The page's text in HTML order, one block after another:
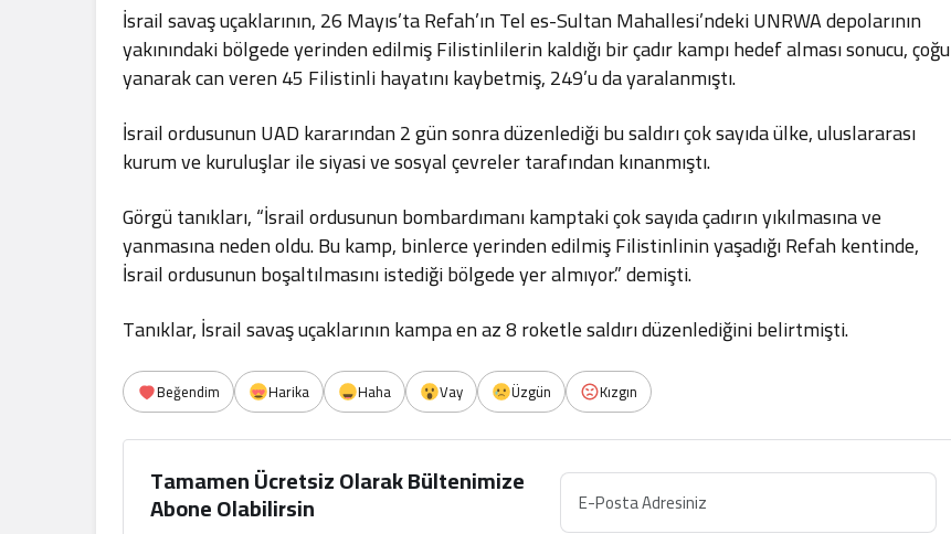
İsrail savaş uçaklarının, 26 Mayıs’ta Refah’ın Tel es-Sultan Mahallesi’ndeki UNRWA depolarının
yakınındaki bölgede yerinden edilmiş Filistinlilerin kaldığı bir çadır kampı hedef alması sonucu, çoğu
yanarak can veren 45 Filistinli hayatını kaybetmiş, 249’u da yaralanmıştı.
İsrail ordusunun UAD kararından 2 gün sonra düzenlediği bu saldırı çok sayıda ülke, uluslararası
kurum ve kuruluşlar ile siyasi ve sosyal çevreler tarafından kınanmıştı.
Görgü tanıkları, “İsrail ordusunun bombardımanı kamptaki çok sayıda çadırın yıkılmasına ve
yanmasına neden oldu. Bu kamp, binlerce yerinden edilmiş Filistinlinin yaşadığı Refah kentinde,
İsrail ordusunun boşaltılmasını istediği bölgede yer almıyor.” demişti.
Tanıklar, İsrail savaş uçaklarının kampa en az 8 roketle saldırı düzenlediğini belirtmişti.
Beğendim Harika Haha Vay Üzgün Kızgın
Tamamen Ücretsiz Olarak Bültenimize
Abone Olabilirsin